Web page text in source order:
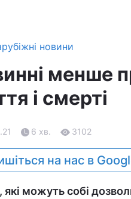
новини
менше
і смерті
6 хв. 3102
на нас в
можуть собі